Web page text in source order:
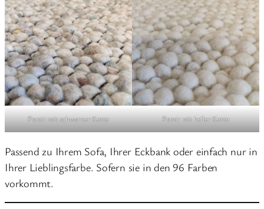
Pamir mit schwarzer Kette Pamir mit heller Kette
Passend zu Ihrem Sofa, Ihrer Eckbank oder einfach nur in
Ihrer Lieblingsfarbe. Sofern sie in den 96 Farben
vorkommt.